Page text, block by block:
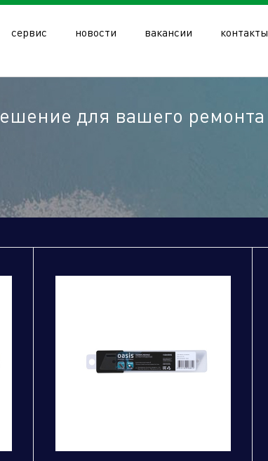
сервис новости вакансии контакты
для вашего ремонта